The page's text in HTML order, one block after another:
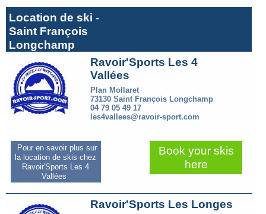
Location de ski -
Saint François
Longchamp
Ravoir'Sports Les 4
Vallées
Plan Mollaret
73130 Saint François Longchamp
04 79 05 49 17
les4vallees@ravoir-sport.com
Pour en savoir plus sur
la location de skis chez
Ravoir'Sports Les 4
Vallées
Book your skis
here
Ravoir'Sports Les Longes